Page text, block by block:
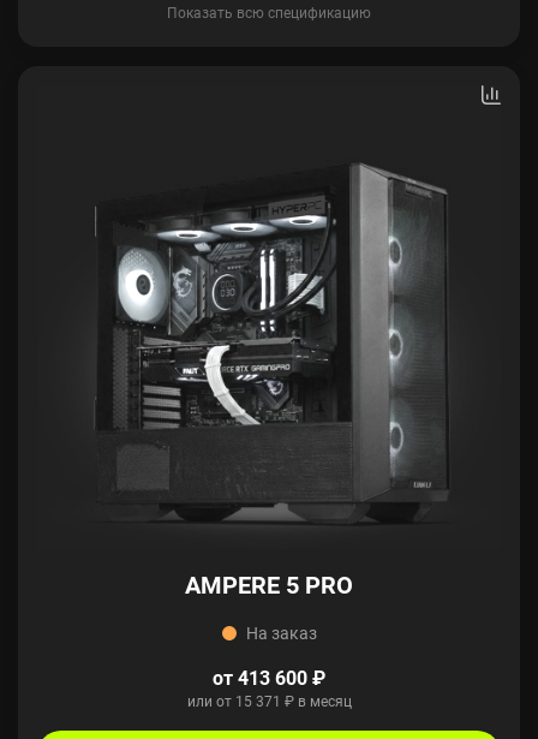
Показать всю спецификацию
AMPERE 5 PRO
На заказ
от 413 600 ₽
или от 15 371 ₽ в месяц